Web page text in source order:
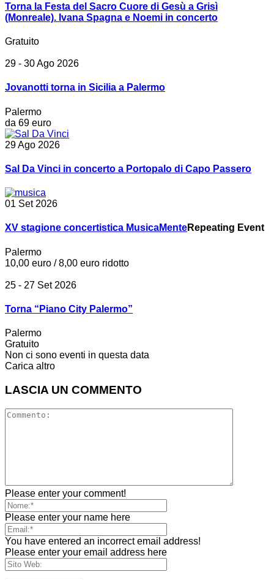
Torna la Festa del Sacro Cuore di Gesù a Grisì
(Monreale). Ivana Spagna e Noemi in concerto
Gratuito
29 - 30 Ago 2026
Jovanotti torna in Sicilia a Palermo
Palermo
da 69 euro
29 Ago 2026
Sal Da Vinci in concerto a Portopalo di Capo Passero
01 Set 2026
XV stagione concertistica MusicaMenteRepeating Event
Palermo
10,00 euro / 8,00 euro ridotto
25 - 27 Set 2026
Torna “Piano City Palermo”
Palermo
Gratuito
Non ci sono eventi in questa data
Carica altro
LASCIA UN COMMENTO
Please enter your comment!
Please enter your name here
You have entered an incorrect email address!
Please enter your email address here